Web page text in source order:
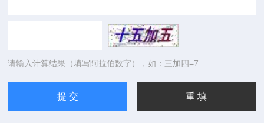
请输入计算结果（填写阿拉伯数字），如：三加四=7